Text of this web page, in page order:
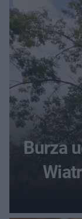
Burza